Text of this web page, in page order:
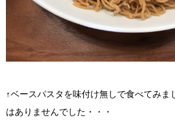
↑ベースパスタを味付け無しで食べてみま
はありませんでした・・・